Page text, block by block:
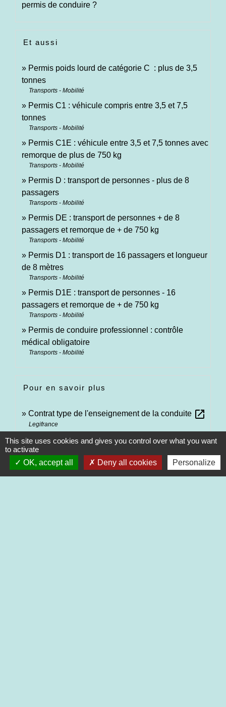
permis de conduire ?
Et aussi
Permis poids lourd de catégorie C : plus de 3,5
tonnes
Transports - Mobilité
Permis C1 : véhicule compris entre 3,5 et 7,5
tonnes
Transports - Mobilité
Permis C1E : véhicule entre 3,5 et 7,5 tonnes avec
remorque de plus de 750 kg
Transports - Mobilité
Permis D : transport de personnes - plus de 8
passagers
Transports - Mobilité
Permis DE : transport de personnes + de 8
passagers et remorque de + de 750 kg
Transports - Mobilité
Permis D1 : transport de 16 passagers et longueur
de 8 mètres
Transports - Mobilité
Permis D1E : transport de personnes - 16
passagers et remorque de + de 750 kg
Transports - Mobilité
Permis de conduire professionnel : contrôle
médical obligatoire
Transports - Mobilité
Pour en savoir plus
Contrat type de l'enseignement de la conduite open_in_new
Legifrance
This site uses cookies and gives you control over what you want
to activate
OK, accept all
Deny all cookies Personalize